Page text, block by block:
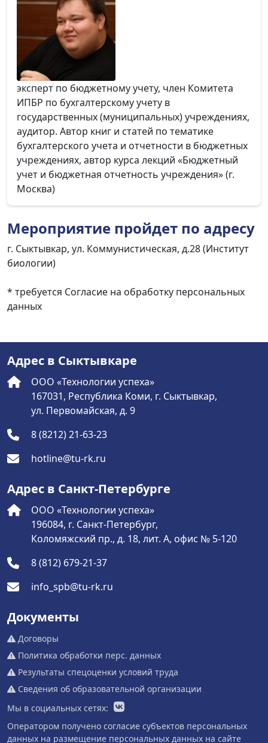
эксперт по бюджетному учету, член Комитета
ИПБР по бухгалтерскому учету в
государственных (муниципальных) учреждениях,
аудитор. Автор книг и статей по тематике
бухгалтерского учета и отчетности в бюджетных
учреждениях, автор курса лекций «Бюджетный
учет и бюджетная отчетность учреждения» (г.
Москва)
Мероприятие пройдет по адресу
г. Сыктывкар, ул. Коммунистическая, д.28 (Институт
биологии)
* требуется Согласие на обработку персональных
данных
Адрес в Сыктывкаре
ООО «Технологии успеха»
167031, Республика Коми, г. Сыктывкар,
ул. Первомайская, д. 9
8 (8212) 21-63-23
hotline@tu-rk.ru
Адрес в Санкт-Петербурге
ООО «Технологии успеха»
196084, г. Санкт-Петербург,
Коломяжский пр., д. 18, лит. А, офис № 5-120
8 (812) 679-21-37
info_spb@tu-rk.ru
Документы
Договоры
Политика обработки перс. данных
Результаты спецоценки условий труда
Сведения об образовательной организации
Мы в социальных сетях:
Оператором получено согласие субъектов персональных
данных на размещение персональных данных на сайте